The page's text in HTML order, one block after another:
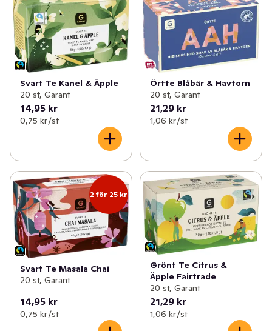
Svart Te Kanel & Äpple
20 st, Garant
14,95 kr
0,75 kr /st
Örtte Blåbär & Havtorn
20 st, Garant
21,29 kr
1,06 kr /st
2 för 25 kr
Svart Te Masala Chai
20 st, Garant
14,95 kr
0,75 kr /st
Grönt Te Citrus &
Äpple Fairtrade
20 st, Garant
21,29 kr
1,06 kr /st